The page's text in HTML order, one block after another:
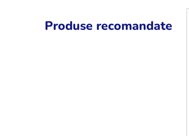
Produse recomandate